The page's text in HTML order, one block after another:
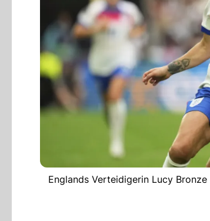
Englands Verteidigerin Lucy